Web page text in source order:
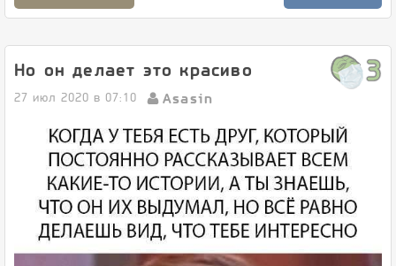
Но он делает это красиво 3
27 июл 2020 в 07:10 Asasin